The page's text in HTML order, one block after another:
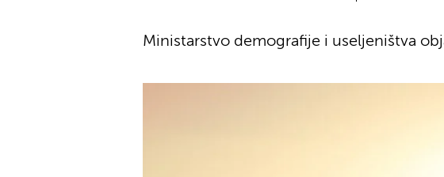
Ministarstvo demografije i useljeništva